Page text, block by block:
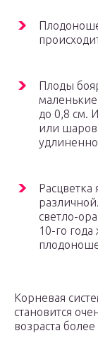
Плоды
до 0,8 см.
или
светло-
10-го
Корневая
становится
возраста